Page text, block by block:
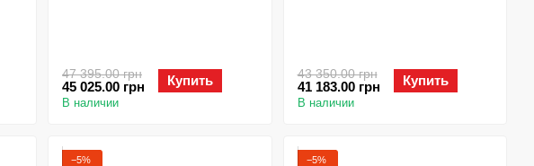
47 395.00 грн
45 025.00 грн Купить
В наличии
43 350.00 грн
41 183.00 грн Купить
В наличии
−5% −5%